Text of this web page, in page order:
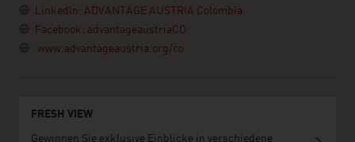
LinkedIn: ADVANTAGE AUSTRIA Colombia
Facebook: advantageaustriaCO
www.advantageaustria.org/co
FRESH VIEW
Gewinnen Sie exklusive Einblicke in verschiedene